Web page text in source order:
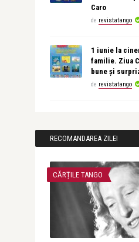
Caro
de revistatango
1 iunie la
familie. Ziua
bune și
de revistatango
RECOMANDAREA ZILEI
CĂRȚILE TANGO